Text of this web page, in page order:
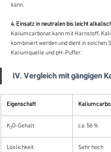
kann.
4. Einsatz in neutralen bis leicht
Kaliumcarbonat kann mit Harnstoff,
kombiniert werden und dient in solchen
Kaliumquelle und pH-Puffer.
IV. Vergleich mit gängigen
Eigenschaft
K₂O-Gehalt ca. 56 %
Löslichkeit Sehr hoch